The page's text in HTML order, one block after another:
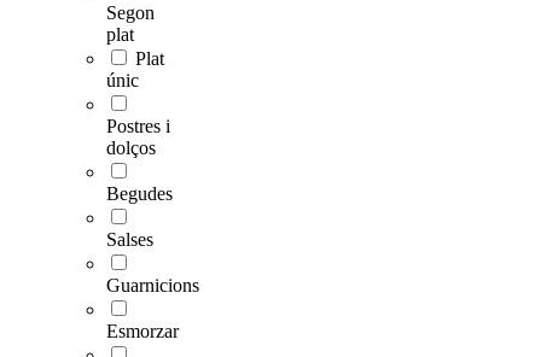
Segon
plat
Plat
únic
Postres i
dolços
Begudes
Salses
Guarnicions
Esmorzar